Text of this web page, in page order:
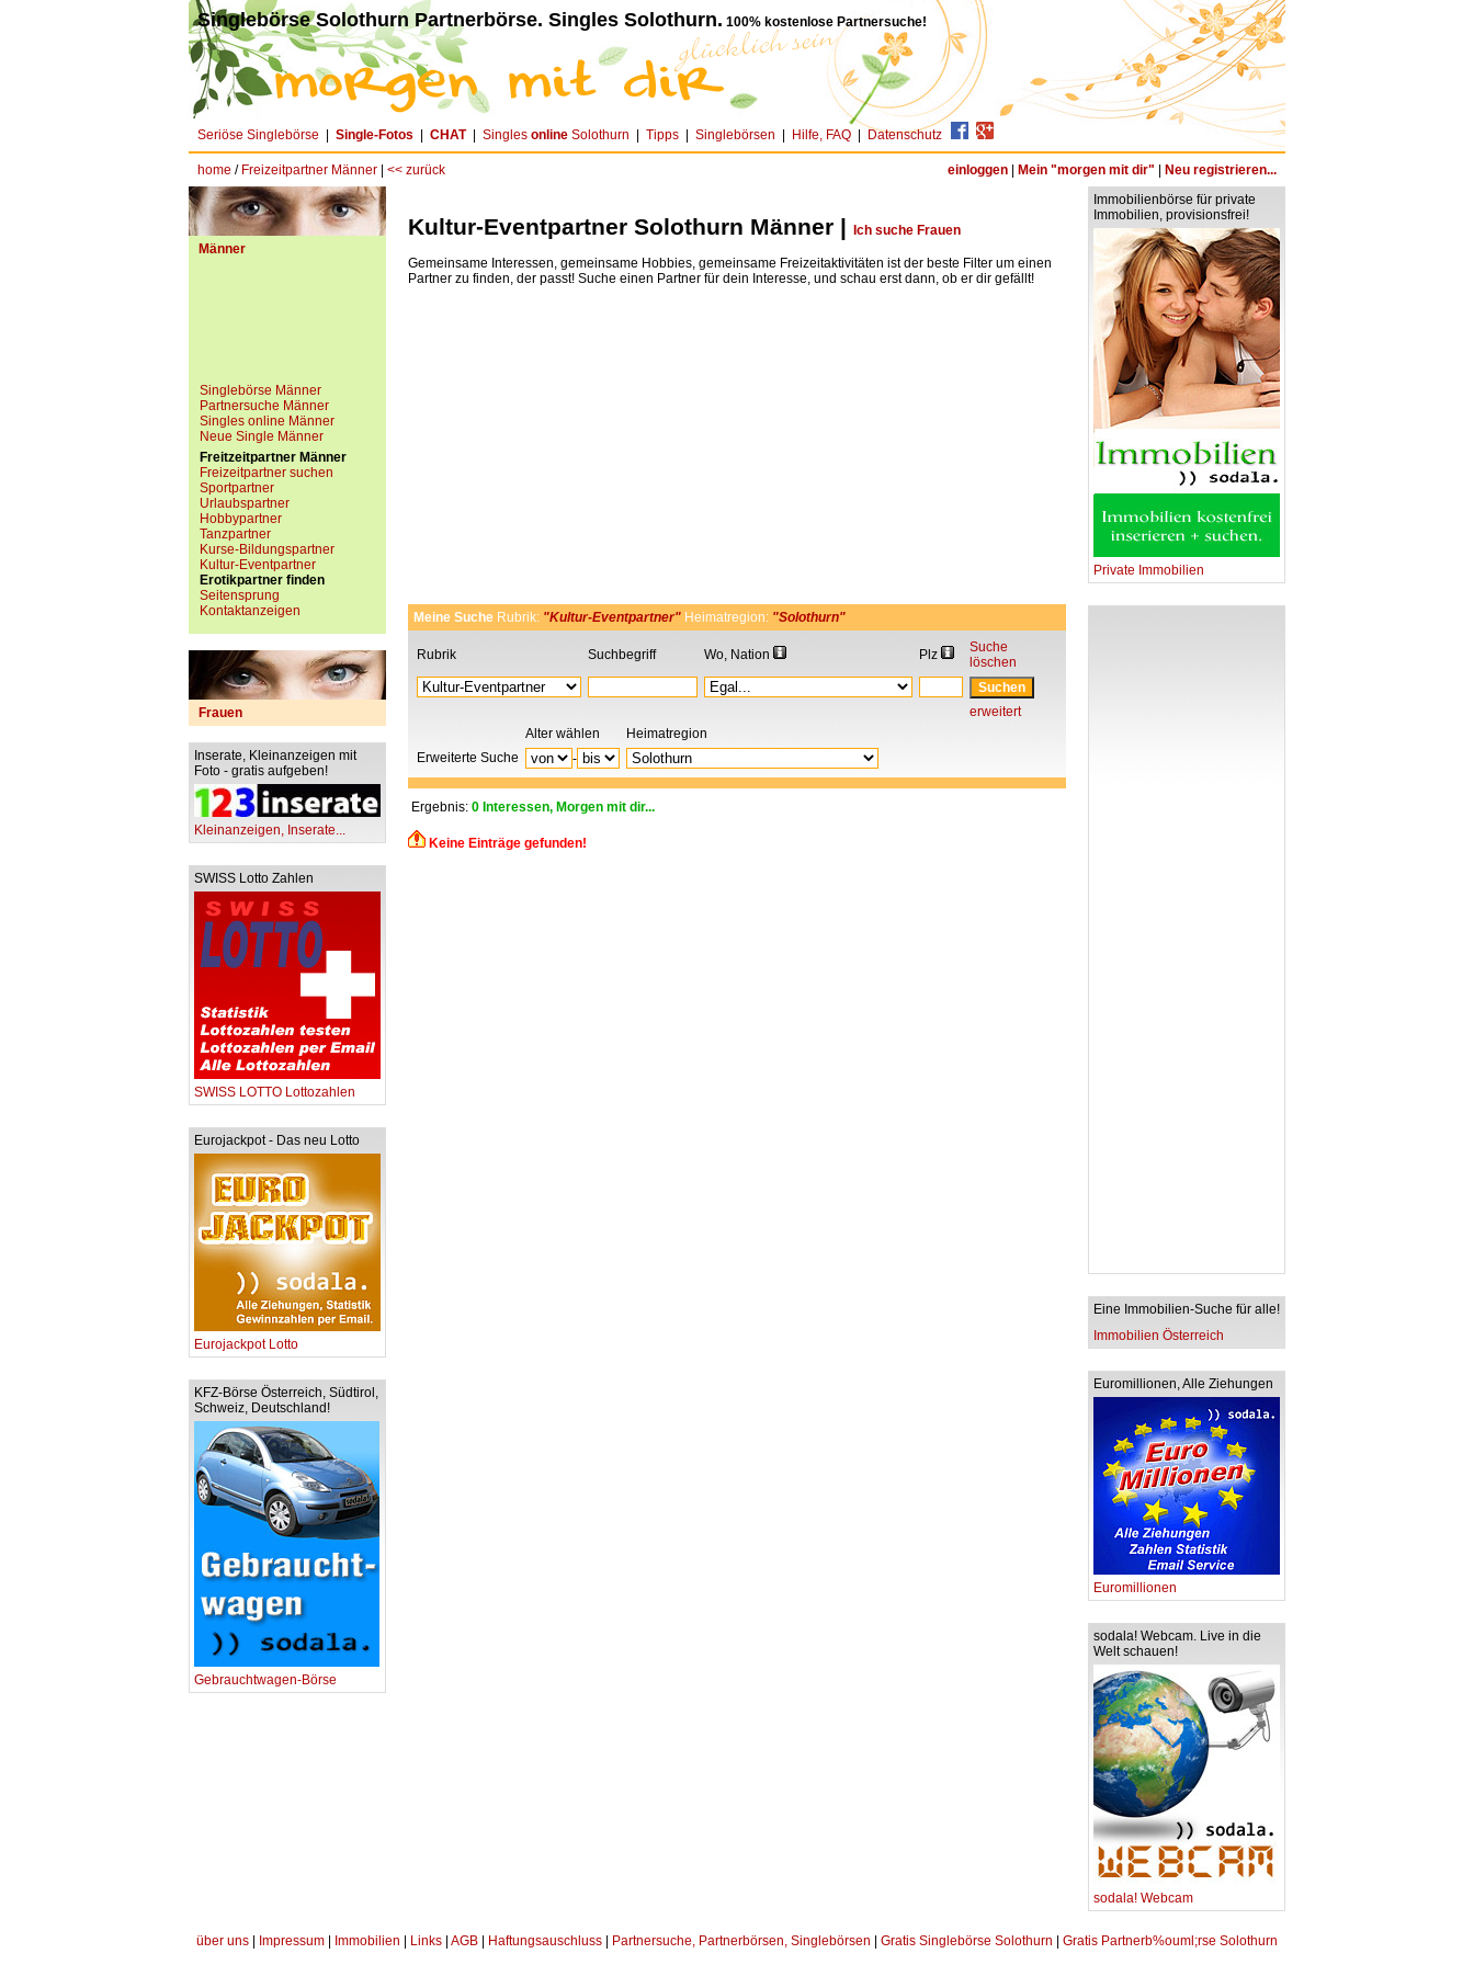
Singlebörse Solothurn Partnerbörse. Singles Solothurn. 100% kostenlose Partnersuche!
Seriöse Singlebörse Single-Fotos CHAT| Singles online Solothurn Tipps Singlebörsen Hilfe, FAQ Datenschutz
home / Freizeitpartner Männer << zurück einloggen Mein "morgen mit dir" Neu registrieren...
Männer
Singlebörse Männer
Partnersuche Männer
Singles online Männer
Neue Single Männer
Freitzeitpartner Männer
Freizeitpartner suchen
Sportpartner
Urlaubspartner
Hobbypartner
Tanzpartner
Kurse-Bildungspartner
Kultur-Eventpartner
Erotikpartner finden
Seitensprung
Kontaktanzeigen
Frauen
Inserate, Kleinanzeigen mit
Foto - gratis aufgeben!
Kleinanzeigen, Inserate...
SWISS Lotto Zahlen
SWISS LOTTO Lottozahlen
Eurojackpot - Das neu Lotto
Eurojackpot Lotto
KFZ-Börse Österreich, Südtirol,
Schweiz, Deutschland!
Gebrauchtwagen-Börse
Kultur-Eventpartner Solothurn Männer | Ich suche Frauen
Gemeinsame Interessen, gemeinsame Hobbies, gemeinsame Freizeitaktivitäten ist der beste Filter um einen
Partner zu finden, der passt! Suche einen Partner für dein Interesse, und schau erst dann, ob er dir gefällt!
Meine Suche Rubrik: "Kultur-Eventpartner" Heimatregion: "Solothurn"
Rubrik Suchbegriff Wo, Nation Plz
Suche
löschen
erweitert
Alter wählen
Heimatregion
Erweiterte Suche
-
Ergebnis: 0 Interessen, Morgen mit dir...
Keine Einträge gefunden!
Immobilienbörse für private
Immobilien, provisionsfrei!
Private Immobilien
Eine Immobilien-Suche für alle!
Immobilien Österreich
Euromillionen, Alle Ziehungen
Euromillionen
sodala! Webcam. Live in die
Welt schauen!
sodala! Webcam
über uns Impressum Immobilien Links AGB Haftungsauschluss Partnersuche, Partnerbörsen, Singlebörsen Gratis Singlebörse Solothurn Gratis Partnerb%ouml;rse Solothurn